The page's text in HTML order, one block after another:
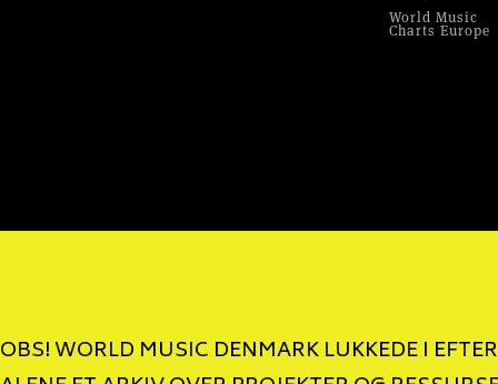
World Music
Charts Europe
OBS! WORLD MUSIC DENMARK LUKKEDE I